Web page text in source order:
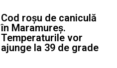
Cod roșu de caniculă
în Maramureș.
Temperaturile vor
ajunge la 39 de grade